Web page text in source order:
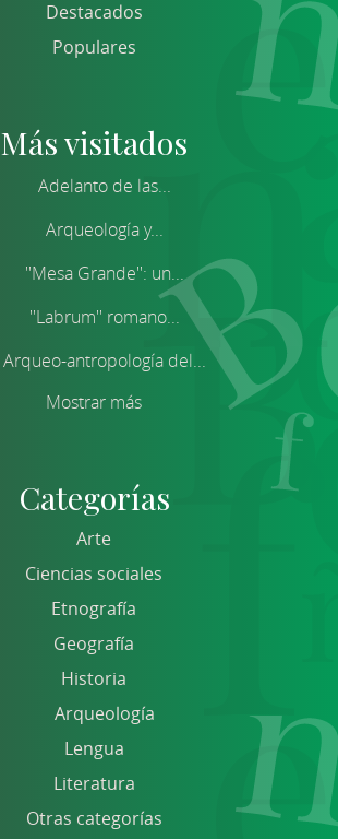
Destacados
Populares
Más visitados
Adelanto de las...
Arqueología y...
''Mesa Grande'': un...
''Labrum'' romano...
Arqueo-antropología del...
Mostrar más
Categorías
Arte
Ciencias sociales
Etnografía
Geografía
Historia
Arqueología
Lengua
Literatura
Otras categorías